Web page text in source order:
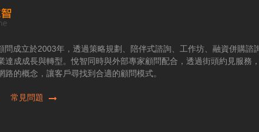
問成立於2003年，透過策略規劃、陪伴式諮詢、工作坊、融資併購諮
達成成長與轉型。悅智同時與外部專家顧問配合，透過街頭約見服務
路的概念，讓客戶尋找到合適的顧問模式。
常見問題